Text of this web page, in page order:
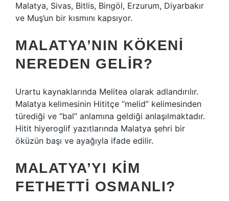
Malatya, Sivas, Bitlis, Bingöl, Erzurum, Diyarbakır
ve Muş’un bir kısmını kapsıyor.
MALATYA’NIN KÖKENI
NEREDEN GELIR?
Urartu kaynaklarında Melitea olarak adlandırılır.
Malatya kelimesinin Hititçe “melid” kelimesinden
türediği ve “bal” anlamına geldiği anlaşılmaktadır.
Hitit hiyeroglif yazıtlarında Malatya şehri bir
öküzün başı ve ayağıyla ifade edilir.
MALATYA’YI KIM
FETHETTI OSMANLI?